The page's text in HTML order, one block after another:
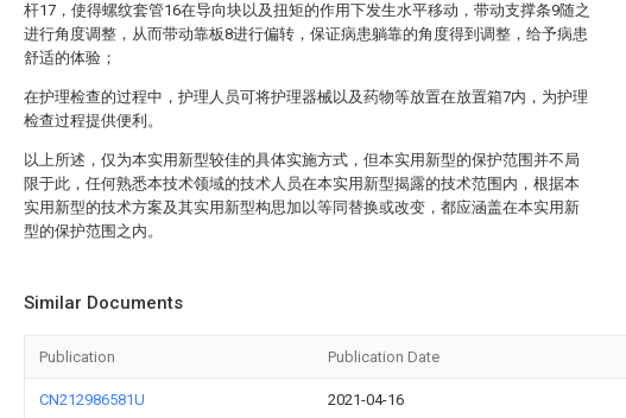
杆17，使得螺纹套管16在导向块以及扭矩的作用下发生水平移动，带动支撑条9随之
进行角度调整，从而带动靠板8进行偏转，保证病患躺靠的角度得到调整，给予病患
舒适的体验；
在护理检查的过程中，护理人员可将护理器械以及药物等放置在放置箱7内，为护理
检查过程提供便利。
以上所述，仅为本实用新型较佳的具体实施方式，但本实用新型的保护范围并不局
限于此，任何熟悉本技术领域的技术人员在本实用新型揭露的技术范围内，根据本
实用新型的技术方案及其实用新型构思加以等同替换或改变，都应涵盖在本实用新
型的保护范围之内。
Similar Documents
Publication Publication Date
CN212986581U 2021-04-16